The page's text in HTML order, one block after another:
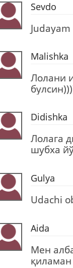
Sevdo
Malishka
Лолани
Didishka
Лолага
шубха
Gulya
Udachi
Aida
Мен